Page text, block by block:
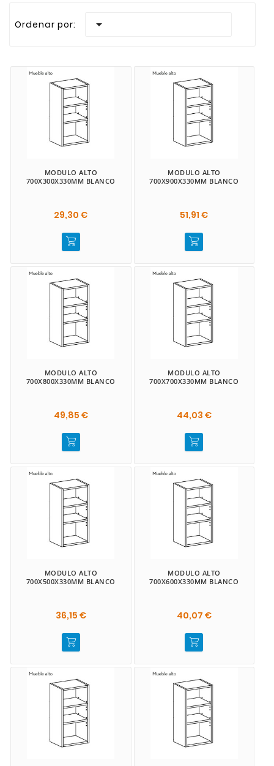
Ordenar por:

MODULO ALTO
700X300X330MM BLANCO
29,30 €
MODULO ALTO
700X900X330MM BLANCO
51,91 €
MODULO ALTO
700X800X330MM BLANCO
49,85 €
MODULO ALTO
700X700X330MM BLANCO
44,03 €
MODULO ALTO
700X500X330MM BLANCO
36,15 €
MODULO ALTO
700X600X330MM BLANCO
40,07 €